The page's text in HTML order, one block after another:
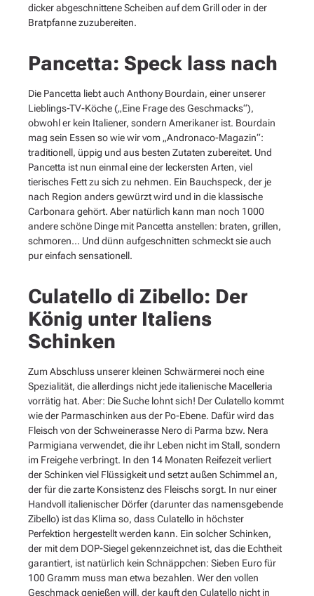
dicker abgeschnittene Scheiben auf dem Grill oder in der
Bratpfanne zuzubereiten.
Pancetta: Speck lass nach
Die Pancetta liebt auch Anthony Bourdain, einer unserer
Lieblings-TV-Köche („Eine Frage des Geschmacks“),
obwohl er kein Italiener, sondern Amerikaner ist. Bourdain
mag sein Essen so wie wir vom „Andronaco-Magazin“:
traditionell, üppig und aus besten Zutaten zubereitet. Und
Pancetta ist nun einmal eine der leckersten Arten, viel
tierisches Fett zu sich zu nehmen. Ein Bauchspeck, der je
nach Region anders gewürzt wird und in die klassische
Carbonara gehört. Aber natürlich kann man noch 1000
andere schöne Dinge mit Pancetta anstellen: braten, grillen,
schmoren… Und dünn aufgeschnitten schmeckt sie auch
pur einfach sensationell.
Culatello di Zibello: Der
König unter Italiens
Schinken
Zum Abschluss unserer kleinen Schwärmerei noch eine
Spezialität, die allerdings nicht jede italienische Macelleria
vorrätig hat. Aber: Die Suche lohnt sich! Der Culatello kommt
wie der Parmaschinken aus der Po-Ebene. Dafür wird das
Fleisch von der Schweinerasse Nero di Parma bzw. Nera
Parmigiana verwendet, die ihr Leben nicht im Stall, sondern
im Freigehe verbringt. In den 14 Monaten Reifezeit verliert
der Schinken viel Flüssigkeit und setzt außen Schimmel an,
der für die zarte Konsistenz des Fleischs sorgt. In nur einer
Handvoll italienischer Dörfer (darunter das namensgebende
Zibello) ist das Klima so, dass Culatello in höchster
Perfektion hergestellt werden kann. Ein solcher Schinken,
der mit dem DOP-Siegel gekennzeichnet ist, das die Echtheit
garantiert, ist natürlich kein Schnäppchen: Sieben Euro für
100 Gramm muss man etwa bezahlen. Wer den vollen
Geschmack genießen will, der kauft den Culatello nicht in